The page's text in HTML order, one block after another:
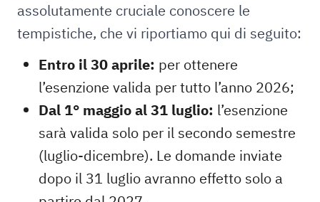
assolutamente cruciale conoscere le
tempistiche, che vi riportiamo qui di seguito:
Entro il 30 aprile: per ottenere
l’esenzione valida per tutto l’anno 2026;
Dal 1° maggio al 31 luglio: l’esenzione
sarà valida solo per il secondo semestre
(luglio-dicembre). Le domande inviate
dopo il 31 luglio avranno effetto solo a